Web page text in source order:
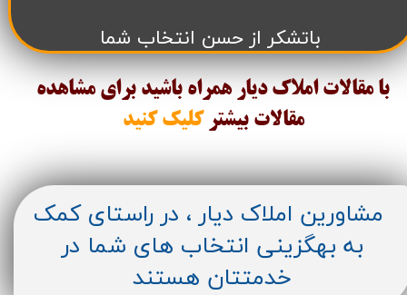
باتشکر از حسن انتخاب شما
با مقالات املاک دیار همراه باشید برای مشاهده
مقالات بیشتر کلیک کنید
مشاورین املاک دیار ، در راستای کمک
به بهگزینی انتخاب های شما در
خدمتتان هستند